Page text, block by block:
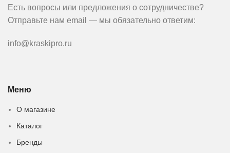
Есть вопросы или предложения о сотрудничестве?
Отправьте нам email — мы обязательно ответим:
info@kraskipro.ru
Меню
О магазине
Каталог
Бренды